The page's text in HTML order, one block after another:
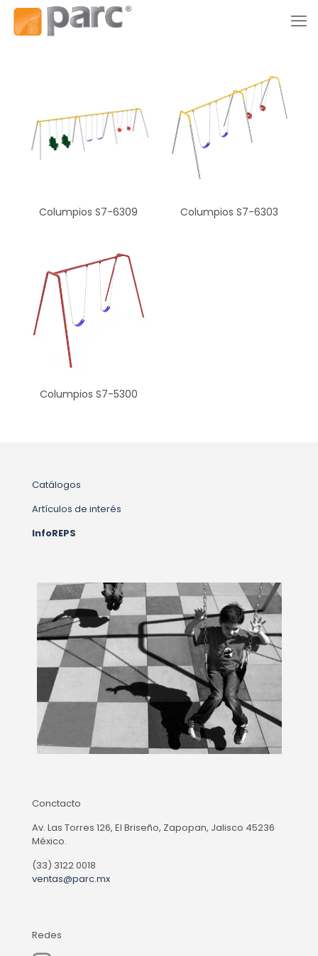
Columpios S7-6309 Columpios S7-6303
Columpios S7-5300
Catálogos
Artículos de interés
InfoREPS
Conctacto
Av. Las Torres 126, El Briseño, Zapopan, Jalisco 45236
México.
(33) 3122 0018
ventas@parc.mx
Redes